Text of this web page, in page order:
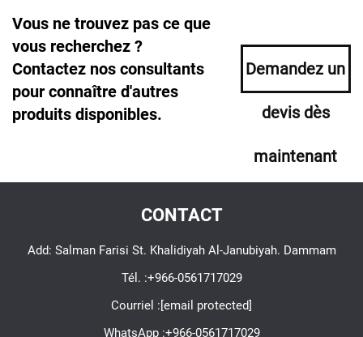
Vous ne trouvez pas ce que
vous recherchez ?
Contactez nos consultants
pour connaître d'autres
produits disponibles.
Demandez un
devis dès
maintenant
CONTACT
Add: Salman Farisi St. Khalidiyah Al-Janubiyah. Dammam
Tél. :+966-0561717029
Courriel :[email protected]
WhatsApp :+966-0561717029